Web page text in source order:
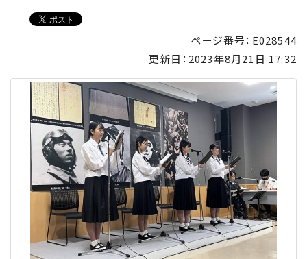
ページ番号：E028544
更新日： 2023年8月21日 17:32